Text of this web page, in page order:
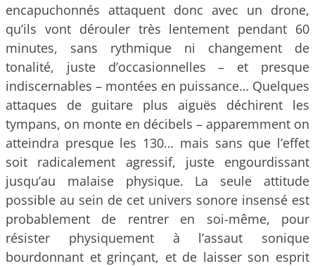
encapuchonnés attaquent donc avec un drone,
qu’ils vont dérouler très lentement pendant 60
minutes, sans rythmique ni changement de
tonalité, juste d’occasionnelles – et presque
indiscernables – montées en puissance… Quelques
attaques de guitare plus aiguës déchirent les
tympans, on monte en décibels – apparemment on
atteindra presque les 130… mais sans que l’effet
soit radicalement agressif, juste engourdissant
jusqu’au malaise physique. La seule attitude
possible au sein de cet univers sonore insensé est
probablement de rentrer en soi-même, pour
résister physiquement à l’assaut sonique
bourdonnant et grinçant, et de laisser son esprit